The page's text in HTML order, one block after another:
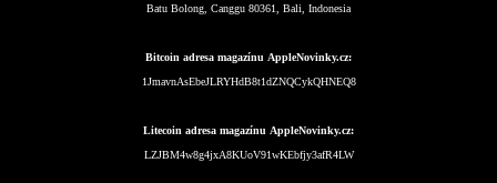
Batu Bolong, Canggu 80361, Bali, Indonesia
Bitcoin adresa magazínu AppleNovinky.cz:
1JmavnAsEbeJLRYHdB8t1dZNQCykQHNEQ8
Litecoin adresa magazínu AppleNovinky.cz:
LZJBM4w8g4jxA8KUoV91wKEbfjy3afR4LW